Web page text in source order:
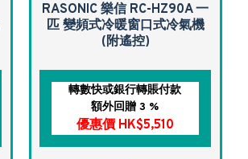
RASONIC 樂信 RC-HZ90A 一
匹 變頻式冷暖窗口式冷氣機
(附遙控)
轉數快或銀行轉賬付款
額外回贈 3 %
優惠價 HK$5,510